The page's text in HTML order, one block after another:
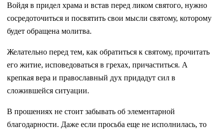
Войдя в придел храма и встав перед ликом святого, нужно
сосредоточиться и посвятить свои мысли святому, которому
будет обращена молитва.
Желательно перед тем, как обратиться к святому, прочитать
его житие, исповедоваться в грехах, причаститься. А
крепкая вера и православный дух придадут сил в
сложившейся ситуации.
В прошениях не стоит забывать об элементарной
благодарности. Даже если просьба еще не исполнилась, то